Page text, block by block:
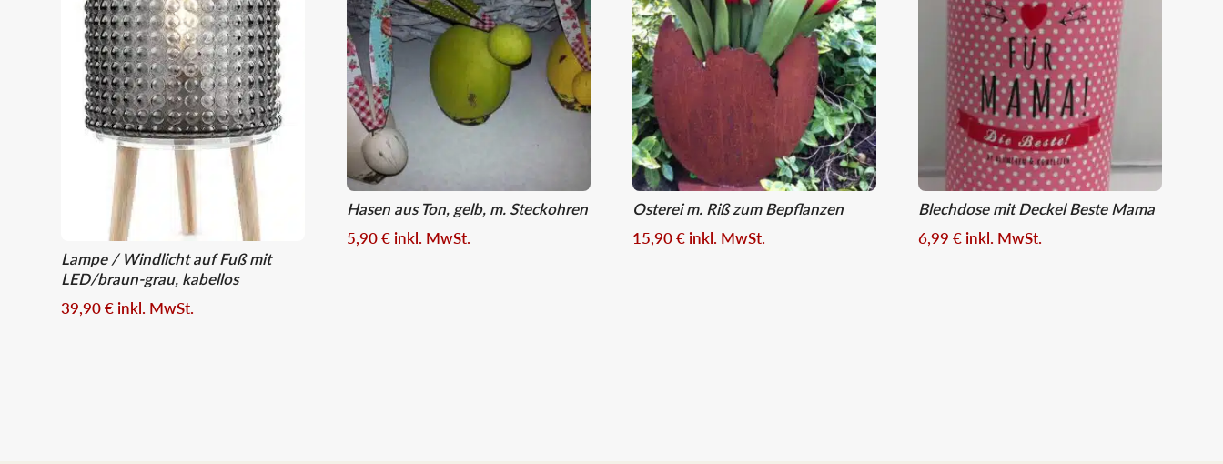
Lampe / Windlicht auf Fuß mit
LED/braun-grau, kabellos
39,90€ inkl. MwSt.
Hasen aus Ton, gelb, m. Steckohren
5,90€ inkl. MwSt.
Osterei m. Riß zum Bepflanzen
15,90€ inkl. MwSt.
Blechdose mit Deckel Beste Mama
6,99 € inkl. MwSt.